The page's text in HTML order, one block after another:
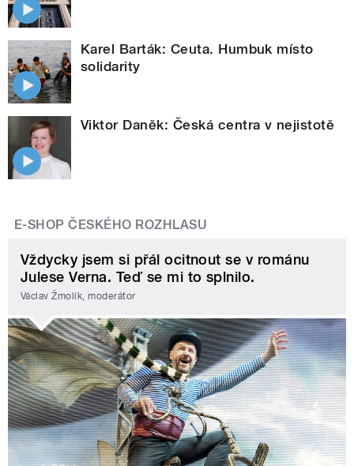
Karel Barták: Ceuta. Humbuk místo
solidarity
Viktor Daněk: Česká centra v nejistotě
E-SHOP ČESKÉHO ROZHLASU
Vždycky jsem si přál ocitnout se v románu
Julese Verna. Teď se mi to splnilo.
Václav Žmolík, moderátor